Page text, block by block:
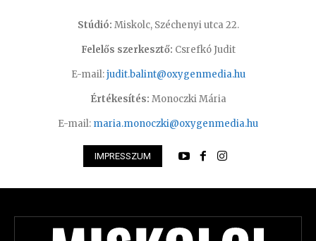
Stúdió: Miskolc, Széchenyi utca 22.
Felelős szerkesztő: Csrefkó Judit
E-mail:judit.balint@oxygenmedia.hu
Értékesítés: Monoczki Mária
E-mail: maria.monoczki@oxygenmedia.hu
IMPRESSZUM